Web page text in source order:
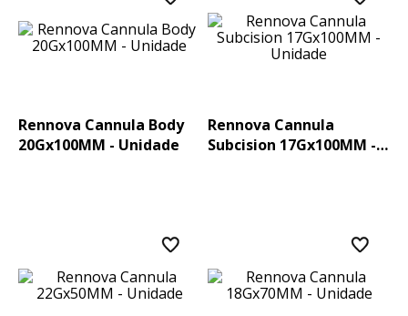
Rennova Cannula Body
20Gx100MM - Unidade
Rennova Cannula
Subcision 17Gx100MM -